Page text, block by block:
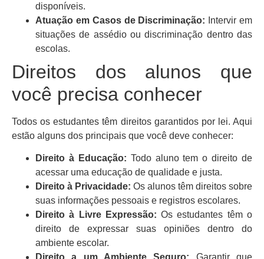
disponíveis.
Atuação em Casos de Discriminação: Intervir em
situações de assédio ou discriminação dentro das
escolas.
Direitos dos alunos que
você precisa conhecer
Todos os estudantes têm direitos garantidos por lei. Aqui
estão alguns dos principais que você deve conhecer:
Direito à Educação: Todo aluno tem o direito de
acessar uma educação de qualidade e justa.
Direito à Privacidade: Os alunos têm direitos sobre
suas informações pessoais e registros escolares.
Direito à Livre Expressão: Os estudantes têm o
direito de expressar suas opiniões dentro do
ambiente escolar.
Direito a um Ambiente Seguro: Garantir que